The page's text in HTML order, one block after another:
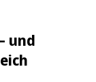
und